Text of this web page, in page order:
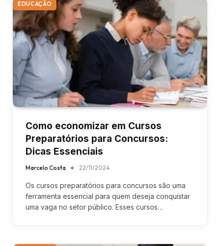
EDUCAÇÃO
Como economizar em Cursos
Preparatórios para Concursos:
Dicas Essenciais
Marcelo Costa 22/11/2024
Os cursos preparatórios para concursos são uma
ferramenta essencial para quem deseja conquistar
uma vaga no setor público. Esses cursos…